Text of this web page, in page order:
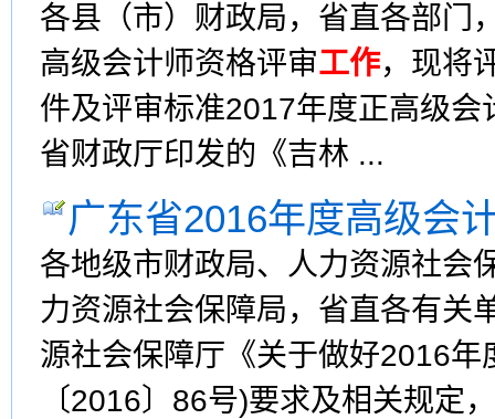
各县（市）财政局，省直各部门
高级会计师资格评审工作，现将
件及评审标准2017年度正高级
省财政厅印发的《吉林 ...
广东省2016年度高级会
各地级市财政局、人力资源社会
力资源社会保障局，省直各有
源社会保障厅《关于做好2016年
〔2016〕86号)要求及相关规定